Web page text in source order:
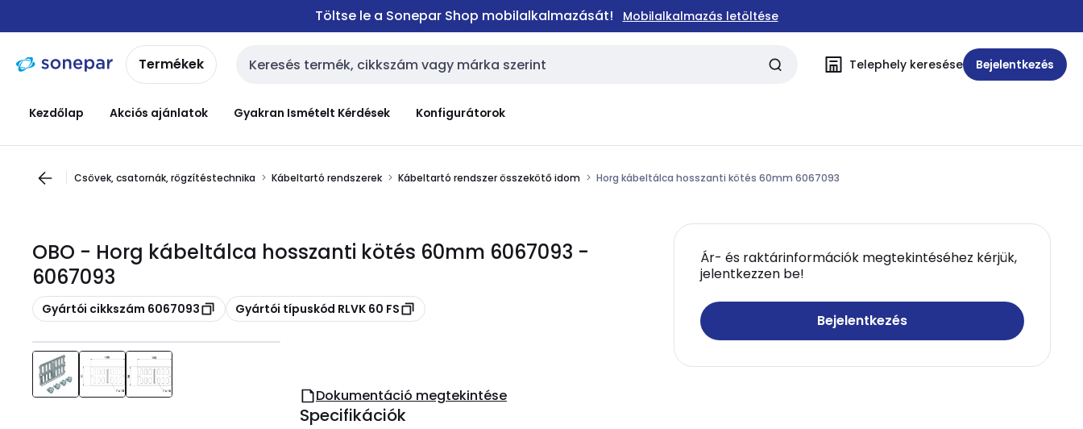
navigációhoztartalomra
Töltse le a Sonepar Shop mobilalkalmazását! Mobilalkalmazás letöltése
Termékek Keresési bemenet Telephely keresése Bejelentkezés
Kezdőlap Akciós ajánlatok Gyakran Ismételt Kérdések Konfigurátorok
Csövek, csatornák, rögzítéstechnika Kábeltartó rendszerek Kábeltartó rendszer összekötő idom Horg kábeltálca hosszanti kötés 60mm 6067093
OBO - Horg kábeltálca hosszanti kötés 60mm 6067093 -
6067093
Másolás
Gyártói cikkszám 6067093 Másolás
Gyártói típuskód RLVK 60 FS
Ár- és raktárinformációk megtekintéséhez kérjük,
jelentkezzen be!
Bejelentkezés
Dokumentáció megtekintése
Specifikációk